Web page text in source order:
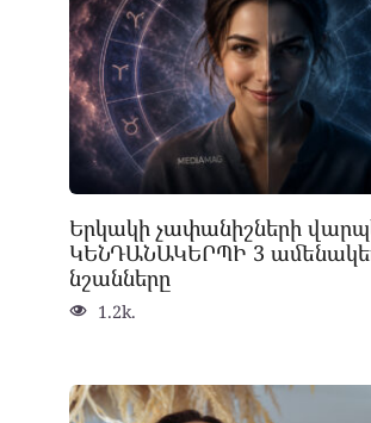
Երկակի չափանիշների
ԿԵՆԴԱՆԱԿԵՐՊԻ 3
նշանները
1.2k.